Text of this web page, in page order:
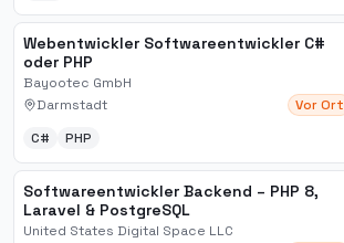
Webentwickler Softwareentwickler C#
oder PHP
Bayootec GmbH
Darmstadt
Vor Ort
C# PHP
Softwareentwickler Backend – PHP 8,
Laravel & PostgreSQL
United States Digital Space LLC